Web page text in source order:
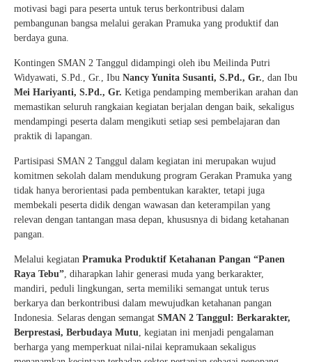
motivasi bagi para peserta untuk terus berkontribusi dalam
pembangunan bangsa melalui gerakan Pramuka yang produktif dan
berdaya guna.
Kontingen SMAN 2 Tanggul didampingi oleh ibu Meilinda Putri
Widyawati, S.Pd., Gr., Ibu Nancy Yunita Susanti, S.Pd., Gr., dan Ibu
Mei Hariyanti, S.Pd., Gr. Ketiga pendamping memberikan arahan dan
memastikan seluruh rangkaian kegiatan berjalan dengan baik, sekaligus
mendampingi peserta dalam mengikuti setiap sesi pembelajaran dan
praktik di lapangan.
Partisipasi SMAN 2 Tanggul dalam kegiatan ini merupakan wujud
komitmen sekolah dalam mendukung program Gerakan Pramuka yang
tidak hanya berorientasi pada pembentukan karakter, tetapi juga
membekali peserta didik dengan wawasan dan keterampilan yang
relevan dengan tantangan masa depan, khususnya di bidang ketahanan
pangan.
Melalui kegiatan Pramuka Produktif Ketahanan Pangan “Panen
Raya Tebu”, diharapkan lahir generasi muda yang berkarakter,
mandiri, peduli lingkungan, serta memiliki semangat untuk terus
berkarya dan berkontribusi dalam mewujudkan ketahanan pangan
Indonesia. Selaras dengan semangat SMAN 2 Tanggul: Berkarakter,
Berprestasi, Berbudaya Mutu, kegiatan ini menjadi pengalaman
berharga yang memperkuat nilai-nilai kepramukaan sekaligus